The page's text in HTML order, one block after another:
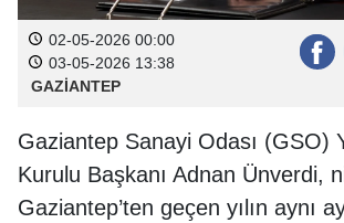
02-05-2026 00:00
03-05-2026 13:38
GAZİANTEP
Gaziantep Sanayi Odası (GSO)
Kurulu Başkanı Adnan Ünverdi,
Gaziantep’ten geçen yılın aynı